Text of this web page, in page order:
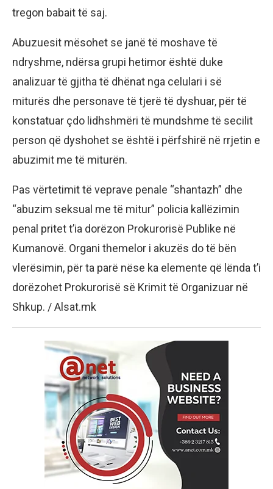
tregon babait të saj.
Abuzuesit mësohet se janë të moshave të
ndryshme, ndërsa grupi hetimor është duke
analizuar të gjitha të dhënat nga celulari i së
miturës dhe personave të tjerë të dyshuar, për të
konstatuar çdo lidhshmëri të mundshme të secilit
person që dyshohet se është i përfshirë në rrjetin e
abuzimit me të miturën.
Pas vërtetimit të veprave penale “shantazh” dhe
“abuzim seksual me të mitur” policia kallëzimin
penal pritet t’ia dorëzon Prokurorisë Publike në
Kumanovë. Organi themelor i akuzës do të bën
vlerësimin, për ta parë nëse ka elemente që lënda t’i
dorëzohet Prokurorisë së Krimit të Organizuar në
Shkup. / Alsat.mk